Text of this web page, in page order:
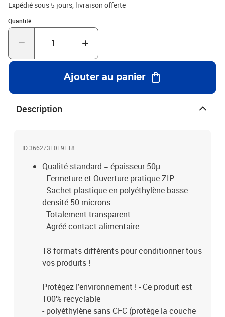
Expédié sous 5 jours livraison offerte
Quantité
Quantité : 1
Ajouter au panier
Description
ID 3662731019118
Qualité standard = épaisseur 50µ
- Fermeture et Ouverture pratique ZIP
- Sachet plastique en polyéthylène basse
densité 50 microns
- Totalement transparent
- Agréé contact alimentaire
18 formats différents pour conditionner tous
vos produits !
Protégez l'environnement ! - Ce produit est
100% recyclable
- polyéthylène sans CFC (protège la couche